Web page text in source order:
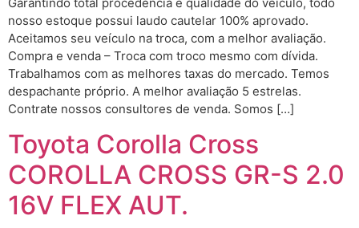
nosso estoque possui laudo cautelar 100% aprovado.
Aceitamos seu veículo na troca, com a melhor avaliação.
Compra e venda – Troca com troco mesmo com dívida.
Trabalhamos com as melhores taxas do mercado. Temos
despachante próprio. A melhor avaliação 5 estrelas.
Contrate nossos consultores de venda. Somos […]
Toyota Corolla Cross
COROLLA CROSS GR-S 2.0
16V FLEX AUT.